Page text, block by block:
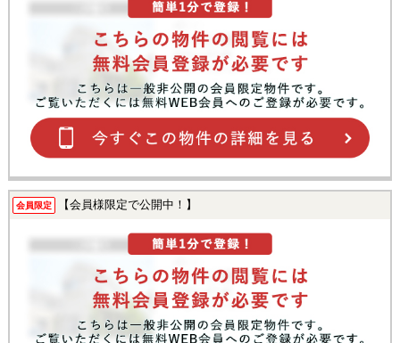
会員限定 【会員様限定で公開中！】